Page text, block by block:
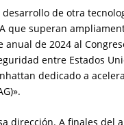
de otra
que superan
de 2024 al
entre Estados
dedicado a
dirección. A finales del